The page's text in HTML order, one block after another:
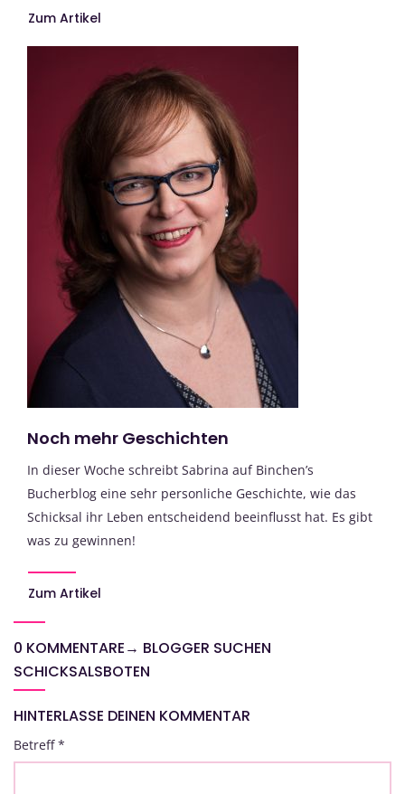
Zum Artikel
Noch mehr Geschichten
In dieser Woche schreibt Sabrina auf Binchen’s
Bucherblog eine sehr personliche Geschichte, wie das
Schicksal ihr Leben entscheidend beeinflusst hat. Es gibt
was zu gewinnen!
Zum Artikel
0 KOMMENTARE→ BLOGGER SUCHEN
SCHICKSALSBOTEN
HINTERLASSE DEINEN KOMMENTAR
Betreff*